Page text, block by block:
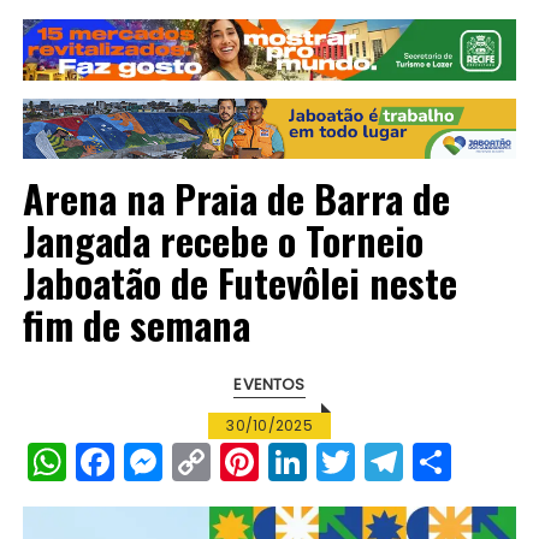
Arena na Praia de Barra de
Jangada recebe o Torneio
Jaboatão de Futevôlei neste
fim de semana
EVENTOS
30/10/2025
W
h
F
a
M
e
C
o
Pi
n
Li
n
T
w
T
el h